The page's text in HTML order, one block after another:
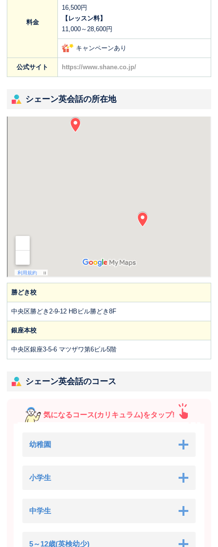
料金
16,500円
【レッスン料】
11,000～28,600円
キャンペーンあり
公式サイト https://www.shane.co.jp/
シェーン英会話の所在地
勝どき校
中央区勝どき2-9-12 HBビル勝どき8F
銀座本校
中央区銀座3-5-6 マツザワ第6ビル5階
シェーン英会話のコース
気になるコース(カリキュラム)をタップ!
幼稚園
小学生
中学生
5～12歳(英検幼少)